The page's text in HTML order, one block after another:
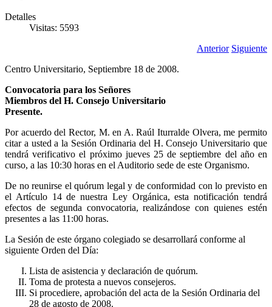
Detalles
Visitas: 5593
Anterior Siguiente
Centro Universitario, Septiembre 18 de 2008.
Convocatoria para los Señores
Miembros del H. Consejo Universitario
Presente.
Por acuerdo del Rector, M. en A. Raúl Iturralde Olvera, me permito
citar a usted a la Sesión Ordinaria del H. Consejo Universitario que
tendrá verificativo el próximo jueves 25 de septiembre del año en
curso, a las 10:30 horas en el Auditorio sede de este Organismo.
De no reunirse el quórum legal y de conformidad con lo previsto en
el Artículo 14 de nuestra Ley Orgánica, esta notificación tendrá
efectos de segunda convocatoria, realizándose con quienes estén
presentes a las 11:00 horas.
La Sesión de este órgano colegiado se desarrollará conforme al
siguiente Orden del Día:
Lista de asistencia y declaración de quórum.
Toma de protesta a nuevos consejeros.
Si procediere, aprobación del acta de la Sesión Ordinaria del
28 de agosto de 2008.